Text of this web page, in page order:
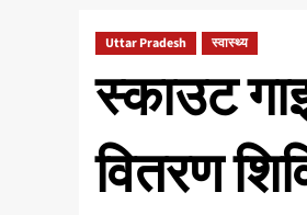
Uttar Pradesh स्वास्थ्य
स्काउट
वितरण